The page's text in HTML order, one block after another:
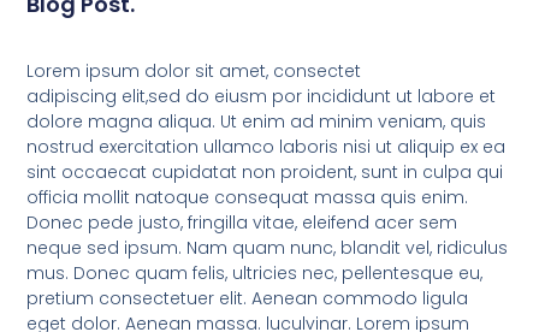
Lorem ipsum dolor sit amet, consectet
adipiscing elit,sed do eiusm por incididunt ut labore et
dolore magna aliqua. Ut enim ad minim veniam, quis
nostrud exercitation ullamco laboris nisi ut aliquip ex ea
sint occaecat cupidatat non proident, sunt in culpa qui
officia mollit natoque consequat massa quis enim.
Donec pede justo, fringilla vitae, eleifend acer sem
neque sed ipsum. Nam quam nunc, blandit vel, ridiculus
mus. Donec quam felis, ultricies nec, pellentesque eu,
pretium consectetuer elit. Aenean commodo ligula
eget dolor. Aenean massa. luculvinar. Lorem ipsum